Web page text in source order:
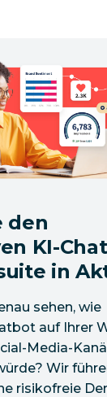
den
KI-
in
sehen, wie
auf Ihrer
Media-
Wir
risikofreie